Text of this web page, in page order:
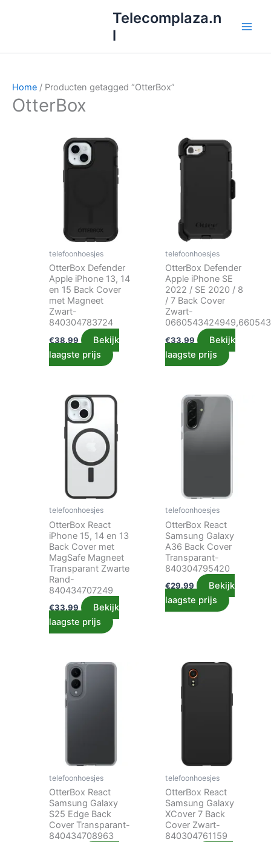
inhoud
Telecomplaza.n
l
Home / Producten getagged “OtterBox”
OtterBox
telefoonhoesjes
OtterBox Defender
Apple iPhone 13, 14
en 15 Back Cover
met Magneet
Zwart-
840304783724
€38.99
Bekijk
laagste prijs
telefoonhoesjes
OtterBox Defender
Apple iPhone SE
2022 / SE 2020 / 8
/ 7 Back Cover
Zwart-
€33.99
Bekijk
laagste prijs
telefoonhoesjes
OtterBox React
iPhone 15, 14 en 13
Back Cover met
MagSafe Magneet
Transparant Zwarte
Rand-
840434707249
€33.99
Bekijk
laagste prijs
telefoonhoesjes
OtterBox React
Samsung Galaxy
A36 Back Cover
Transparant-
840304795420
€29.99
Bekijk
laagste prijs
telefoonhoesjes
OtterBox React
Samsung Galaxy
S25 Edge Back
Cover Transparant-
840434708963
telefoonhoesjes
OtterBox React
Samsung Galaxy
XCover 7 Back
Cover Zwart-
840304761159